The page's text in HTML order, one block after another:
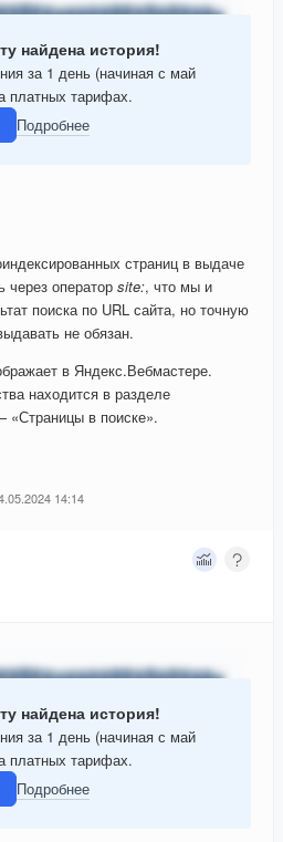
найдена история!
за 1 день (начиная с май
платных тарифах.
Подробнее
страниц в выдаче
через оператор site:, что мы и
поиска по URL сайта, но точную
не обязан.
в Яндекс.Вебмастере.
находится в разделе
«Страницы в поиске».
14:14
найдена история!
за 1 день (начиная с май
платных тарифах.
Подробнее